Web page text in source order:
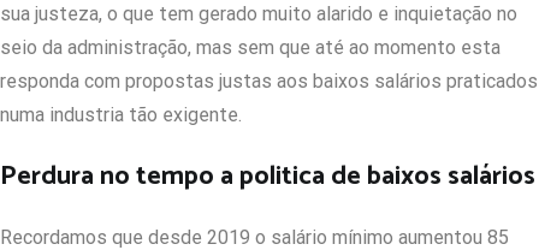
sua justeza, o que tem gerado muito alarido e inquietação no
seio da administração, mas sem que até ao momento esta
responda com propostas justas aos baixos salários praticados
numa industria tão exigente.
Perdura no tempo a politica de baixos salários
Recordamos que desde 2019 o salário mínimo aumentou 85